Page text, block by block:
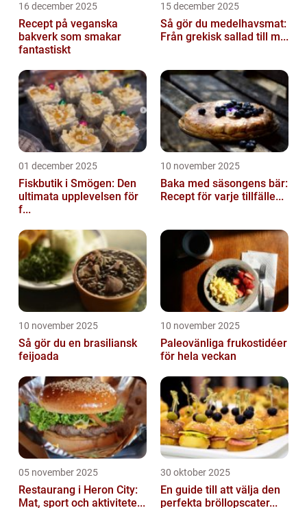
16 december 2025
Recept på veganska
bakverk som smakar
fantastiskt
15 december 2025
Så gör du medelhavsmat:
Från grekisk sallad till m...
01 december 2025
Fiskbutik i Smögen: Den
ultimata upplevelsen för
f...
10 november 2025
Baka med säsongens bär:
Recept för varje tillfälle...
10 november 2025
Så gör du en brasiliansk
feijoada
10 november 2025
Paleovänliga frukostidéer
för hela veckan
05 november 2025
Restaurang i Heron City:
Mat, sport och aktivitete...
30 oktober 2025
En guide till att välja den
perfekta bröllopscater...